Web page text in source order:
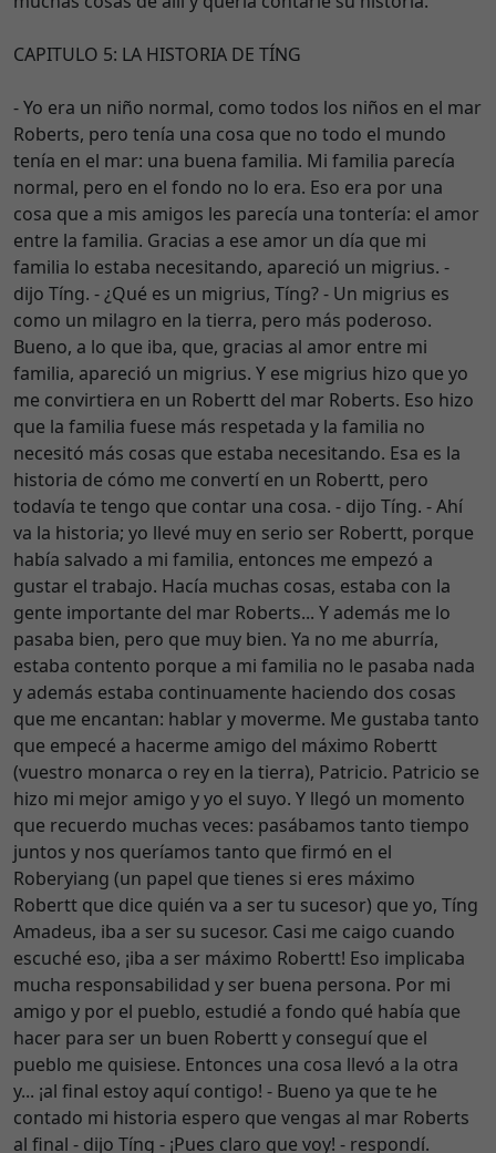
CAPITULO 5: LA HISTORIA DE TÍNG
- Yo era un niño normal, como todos los niños en el mar
Roberts, pero tenía una cosa que no todo el mundo
tenía en el mar: una buena familia. Mi familia parecía
normal, pero en el fondo no lo era. Eso era por una
cosa que a mis amigos les parecía una tontería: el amor
entre la familia. Gracias a ese amor un día que mi
familia lo estaba necesitando, apareció un migrius. -
dijo Tíng. - ¿Qué es un migrius, Tíng? - Un migrius es
como un milagro en la tierra, pero más poderoso.
Bueno, a lo que iba, que, gracias al amor entre mi
familia, apareció un migrius. Y ese migrius hizo que yo
me convirtiera en un Robertt del mar Roberts. Eso hizo
que la familia fuese más respetada y la familia no
necesitó más cosas que estaba necesitando. Esa es la
historia de cómo me convertí en un Robertt, pero
todavía te tengo que contar una cosa. - dijo Tíng. - Ahí
va la historia; yo llevé muy en serio ser Robertt, porque
había salvado a mi familia, entonces me empezó a
gustar el trabajo. Hacía muchas cosas, estaba con la
gente importante del mar Roberts... Y además me lo
pasaba bien, pero que muy bien. Ya no me aburría,
estaba contento porque a mi familia no le pasaba nada
y además estaba continuamente haciendo dos cosas
que me encantan: hablar y moverme. Me gustaba tanto
que empecé a hacerme amigo del máximo Robertt
(vuestro monarca o rey en la tierra), Patricio. Patricio se
hizo mi mejor amigo y yo el suyo. Y llegó un momento
que recuerdo muchas veces: pasábamos tanto tiempo
juntos y nos queríamos tanto que firmó en el
Roberyiang (un papel que tienes si eres máximo
Robertt que dice quién va a ser tu sucesor) que yo, Tíng
Amadeus, iba a ser su sucesor. Casi me caigo cuando
escuché eso, ¡iba a ser máximo Robertt! Eso implicaba
mucha responsabilidad y ser buena persona. Por mi
amigo y por el pueblo, estudié a fondo qué había que
hacer para ser un buen Robertt y conseguí que el
pueblo me quisiese. Entonces una cosa llevó a la otra
y... ¡al final estoy aquí contigo! - Bueno ya que te he
contado mi historia espero que vengas al mar Roberts
al final - dijo Tíng - ¡Pues claro que voy! - respondí.